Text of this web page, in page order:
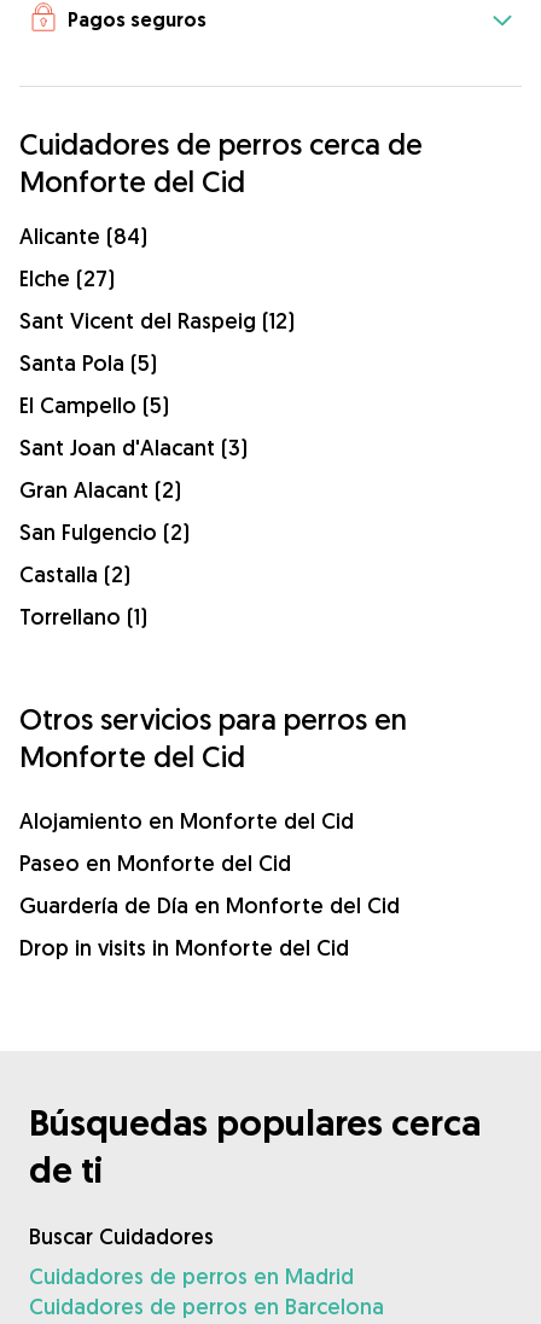
Pagos seguros
Cuidadores de perros cerca de
Monforte del Cid
Alicante (84)
Elche (27)
Sant Vicent del Raspeig (12)
Santa Pola (5)
El Campello (5)
Sant Joan d'Alacant (3)
Gran Alacant (2)
San Fulgencio (2)
Castalla (2)
Torrellano (1)
Otros servicios para perros en
Monforte del Cid
Alojamiento en Monforte del Cid
Paseo en Monforte del Cid
Guardería de Día en Monforte del Cid
Drop in visits in Monforte del Cid
Búsquedas populares cerca
de ti
Buscar Cuidadores
Cuidadores de perros en Madrid
Cuidadores de perros en Barcelona